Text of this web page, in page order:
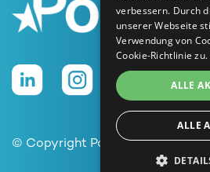
© Copyright Poolstar
verbessern. Durch
unserer Webseite
Verwendung von
Cookie-Richtlinie zu.
ALLE
ALLE